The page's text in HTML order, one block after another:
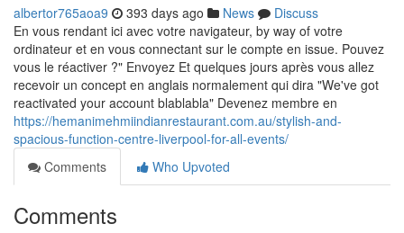
albertor765aoa9 393 days ago News
Discuss
En vous rendant ici avec votre navigateur, by way of votre
ordinateur et en vous connectant sur le compte en issue. Pouvez
vous le réactiver ?" Envoyez Et quelques jours après vous allez
recevoir un concept en anglais normalement qui dira "We've got
reactivated your account blablabla" Devenez membre en
https://hemanimehmiindianrestaurant.com.au/stylish-and-
spacious-function-centre-liverpool-for-all-events/
Comments
Who Upvoted
Comments